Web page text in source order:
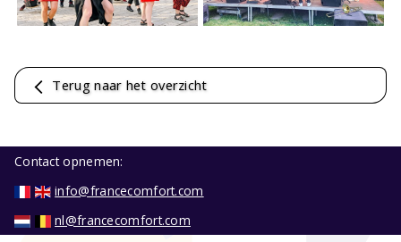
Terug naar het overzicht
Contact opnemen:
info@francecomfort.com
nl@francecomfort.com